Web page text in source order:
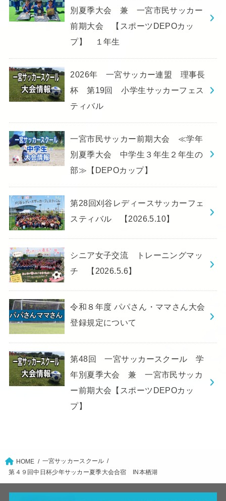
別夏季大会 兼 一宮市民サッカー
前期大会 【スポーツDEPOカッ
プ】 １年生
2026年 一宮サッカー連盟 理事長
杯 第19回 小学生サッカーフェス
ティバル
一宮市民サッカー前期大会 ≪学年
別夏季大会 中学生３年生２年生の
部≫【DEPOカップ】
第28回刈谷レディースサッカーフェ
スティバル 【2026.5.10】
シニア女子交流 トレーニングマッ
チ 【2026.5.6】
令和８年度 パパさん・ママさん大会
登録規定について
第48回 一宮サッカースクール 学
年別夏季大会 兼 一宮市民サッカ
ー前期大会【スポーツDEPOカッ
プ】
HOME
一宮サッカースクール
第４９回中日杯少年サッカー夏季大会合宿 IN本栖湖